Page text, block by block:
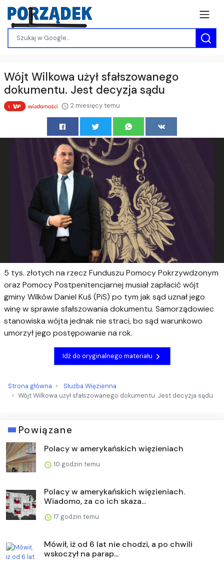
Wójt Wilkowa użył sfałszowanego
dokumentu. Jest decyzja sądu
2 miesięcy temu
5 tys. złotych na rzecz Funduszu Pomocy Pokrzywdzonym
oraz Pomocy Postpenitencjarnej musiał zapłacić wójt
gminy Wilków Daniel Kuś (PiS) po tym jak sąd uznał jego
winę w sprawie sfałszowania dokumentu. Samorządowiec
stanowiska wójta jednak nie straci, bo sąd warunkowo
umorzył jego postępowanie na rok.
Idź do oryginalnego materiału
Strona główna
Służba Więzienna
Wójt Wilkowa użył sfałszowanego dokumentu. Jest decyzja sądu
Powiązane
Polacy w amerykańskich więzieniach
10 godzin temu
Polacy w amerykańskich więzieniach.
Wiadomo, za co ich skaza...
17 godzin temu
Mówił, iż od 6 lat nie chodzi, a po chwili
wskoczył na parap...